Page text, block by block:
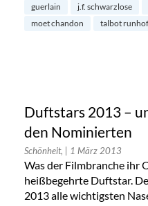
guerlain
j.f. schwarzlose
moet chandon
talbot runhof
Duftstars 2013 –
den Nominierten
Schönheit, | 1 März 2013
Was der Filmbranche ihr
heißbegehrte Duftstar.
2013 alle wichtigsten